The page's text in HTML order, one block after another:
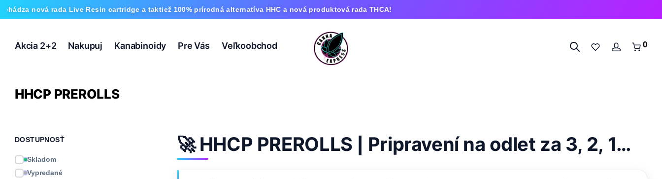
nová rada Live Resin cartridge a taktiež 100% prírodná alternatíva HHC a nová produktová rada THCA!
Akcia 2+2 Nakupuj Kanabinoidy Pre Vás Veľkoobchod 0
HHCP PREROLLS
DOSTUPNOSŤ
Skladom
Vypredané
🚀 HHCP PREROLLS | Pripravení na odlet za 3, 2, 1…